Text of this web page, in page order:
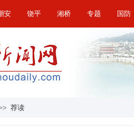
安 饶平 湘桥 专题 国防
荐读